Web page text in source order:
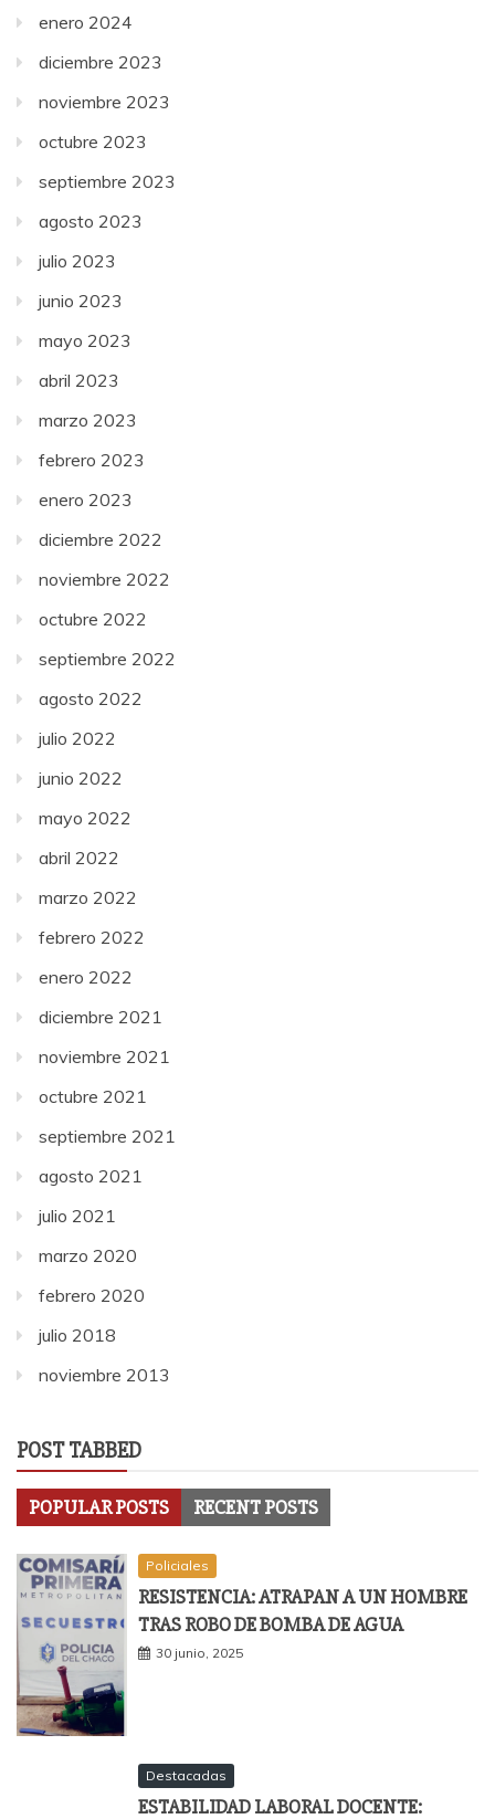
enero 2024
diciembre 2023
noviembre 2023
octubre 2023
septiembre 2023
agosto 2023
julio 2023
junio 2023
mayo 2023
abril 2023
marzo 2023
febrero 2023
enero 2023
diciembre 2022
noviembre 2022
octubre 2022
septiembre 2022
agosto 2022
julio 2022
junio 2022
mayo 2022
abril 2022
marzo 2022
febrero 2022
enero 2022
diciembre 2021
noviembre 2021
octubre 2021
septiembre 2021
agosto 2021
julio 2021
marzo 2020
febrero 2020
julio 2018
noviembre 2013
POST TABBED
POPULAR POSTS RECENT POSTS
Policiales
RESISTENCIA: ATRAPAN A UN HOMBRE
TRAS ROBO DE BOMBA DE AGUA
30 junio, 2025
Destacadas
ESTABILIDAD LABORAL DOCENTE: